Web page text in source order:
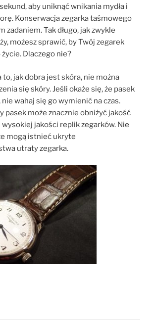
aby uniknąć wnikania mydła i
Konserwacja zegarka taśmowego
zadaniem. Tak długo, jak zwykle
możesz sprawić, by Twój zegarek
życie. Dlaczego nie?
to, jak dobra jest skóra, nie można
się skóry. Jeśli okaże się, że pasek
nie wahaj się go wymienić na czas.
pasek może znacznie obniżyć jakość
jakości replik zegarków. Nie
mogą istnieć ukryte
utraty zegarka.